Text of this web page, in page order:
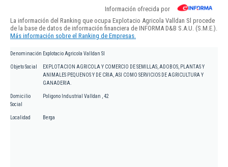
Información ofrecida por
La información del Ranking que ocupa Explotacio Agricola Valldan Sl procede
de la base de datos de información financiera de INFORMA D&B S.A.U. (S.M.E.).
Más información sobre el Ranking de Empresas.
Denominación Explotacio Agricola Valldan Sl
Objeto Social
EXPLOTACION AGRICOLA Y COMERCIO DE SEMILLAS, ADOBOS, PLANTAS Y
ANIMALES PEQUENOS Y DE CRIA, ASI COMO SERVICIOS DE AGRICULTURA Y
GANADERIA.
Domicilio
Social
Poligono Industrial Valldan , 42
Localidad Berga